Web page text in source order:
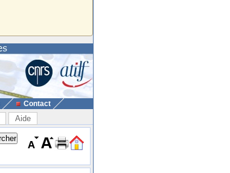
Contact
Aide